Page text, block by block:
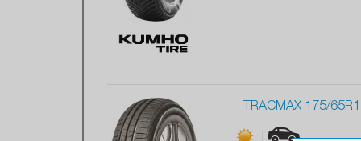
TRACMAX 175/